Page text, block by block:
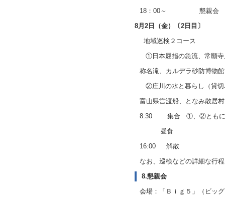
18：00～ 懇親会
8月2日（金）〔2日目〕
地域巡検２コース
①日本屈指の急流、常願
称名滝、カルデラ砂防博物
②庄川の水と暮らし
（貸
富山県営渡船、となみ散居
8:30 集合
①、②ともに
昼食
16:00 解散
なお、巡検などの詳細な行
8.懇親会
会場：「Ｂｉｇ５」（ビッ